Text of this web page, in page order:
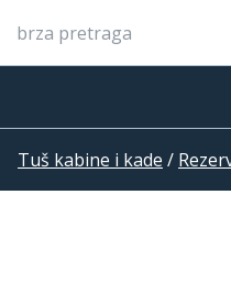
Tuš kabine i kade /